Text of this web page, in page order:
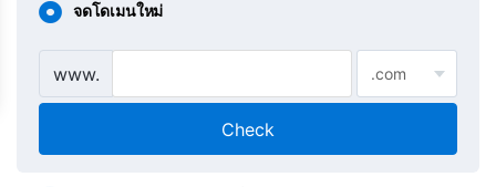
จดโดเมนใหม่
www.
Check